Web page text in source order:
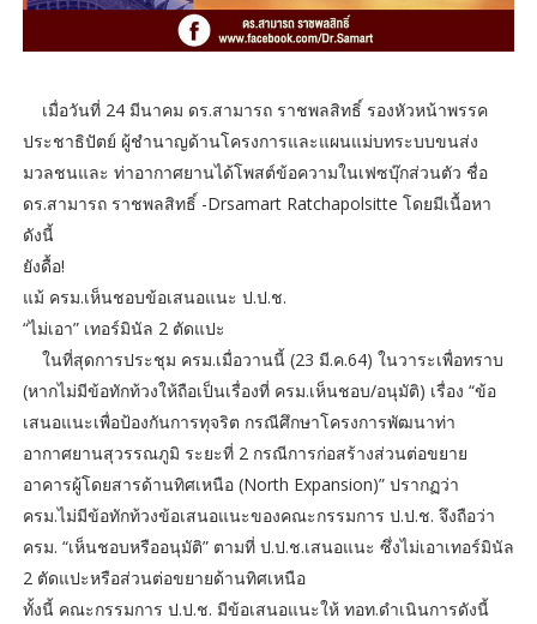
เมื่อวันที่ 24 มีนาคม ดร.สามารถ ราชพลสิทธิ์ รองหัวหน้าพรรค
ประชาธิปัตย์ ผู้ชำนาญด้านโครงการและแผนแม่บทระบบขนส่ง
มวลชนและ ท่าอากาศยานได้โพสต์ข้อความในเฟซบุ๊กส่วนตัว ชื่อ
ดร.สามารถ ราชพลสิทธิ์ -Drsamart Ratchapolsitte โดยมีเนื้อหา
ดังนี้
ยังดื้อ!
แม้ ครม.เห็นชอบข้อเสนอแนะ ป.ป.ช.
“ไม่เอา” เทอร์มินัล 2 ตัดแปะ
ในที่สุดการประชุม ครม.เมื่อวานนี้ (23 มี.ค.64) ในวาระเพื่อทราบ
(หากไม่มีข้อทักท้วงให้ถือเป็นเรื่องที่ ครม.เห็นชอบ/อนุมัติ) เรื่อง “ข้อ
เสนอแนะเพื่อป้องกันการทุจริต กรณีศึกษาโครงการพัฒนาท่า
อากาศยานสุวรรณภูมิ ระยะที่ 2 กรณีการก่อสร้างส่วนต่อขยาย
อาคารผู้โดยสารด้านทิศเหนือ (North Expansion)” ปรากฏว่า
ครม.ไม่มีข้อทักท้วงข้อเสนอแนะของคณะกรรมการ ป.ป.ช. จึงถือว่า
ครม. “เห็นชอบหรืออนุมัติ” ตามที่ ป.ป.ช.เสนอแนะ ซึ่งไม่เอาเทอร์มินัล
2 ตัดแปะหรือส่วนต่อขยายด้านทิศเหนือ
ทั้งนี้ คณะกรรมการ ป.ป.ช. มีข้อเสนอแนะให้ ทอท.ดำเนินการดังนี้